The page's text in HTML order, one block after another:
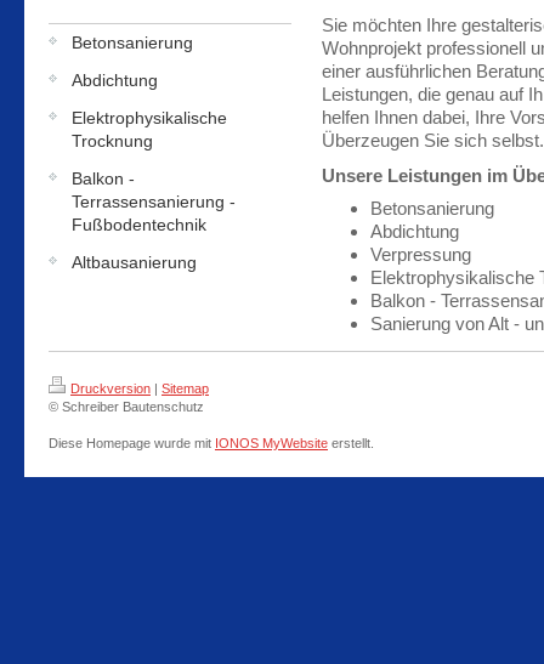
Betonsanierung
Abdichtung
Elektrophysikalische
Trocknung
Balkon -
Terrassensanierung -
Fußbodentechnik
Altbausanierung
Sie möchten Ihre
Wohnprojekt professionell
einer ausführlichen
Leistungen, die genau auf
helfen Ihnen dabei, Ihre
Überzeugen Sie sich selbst.
Unsere Leistungen im
Betonsanierung
Abdichtung
Verpressung
Elektrophysikalische
Balkon -
Sanierung von Alt -
Druckversion | Sitemap
© Schreiber Bautenschutz
Diese Homepage wurde mit IONOS MyWebsite erstellt.